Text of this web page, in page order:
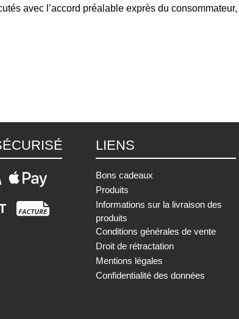
avec l’accord préalable exprès du
LIENS
Bons cadeaux
Produits
Informations sur la livraison des
produits
Conditions générales de vente
Droit de rétractation
Mentions légales
Confidentialité des données